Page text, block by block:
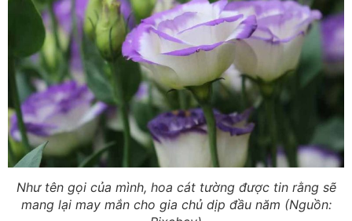
Như tên gọi của mình, hoa cát tường được tin rằng sẽ
mang lại may mắn cho gia chủ dịp đầu năm (Nguồn: